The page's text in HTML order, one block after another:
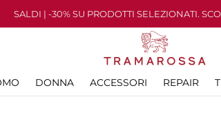
SALDI | -30% SU PRODOTTI SELEZIONATI.
DONNA ACCESSORI REPAIR